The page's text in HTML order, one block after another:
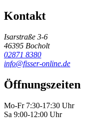
Kontakt
Isarstraße 3-6
46395 Bocholt
02871 8380
info@fisser-online.de
Öffnungszeiten
Mo-Fr 7:30-17:30 Uhr
Sa 9:00-12:00 Uhr